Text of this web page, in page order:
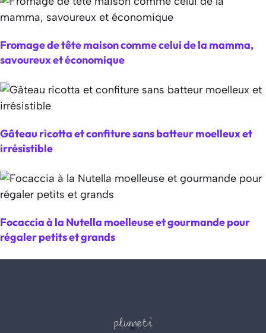
Fromage de tête maison comme celui de la mamma,
savoureux et économique
Gâteau ricotta et confiture sans batteur moelleux et
irrésistible
Focaccia à la Nutella moelleuse et gourmande pour
régaler petits et grands